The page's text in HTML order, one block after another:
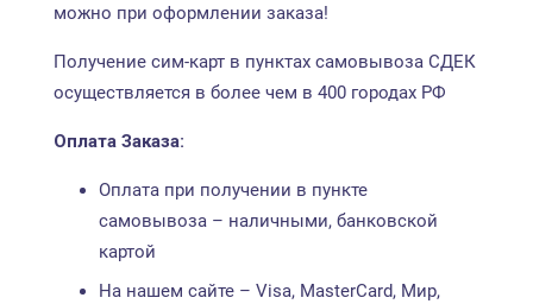
можно при оформлении заказа!
Получение сим-карт в пунктах самовывоза СДЕК
осуществляется в более чем в 400 городах РФ
Оплата Заказа:
Оплата при получении в пункте
самовывоза – наличными, банковской
картой
На нашем сайте – Visa, MasterCard, Мир,